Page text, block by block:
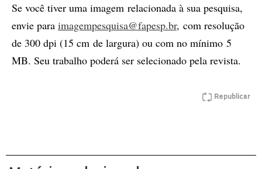
Se você tiver uma imagem relacionada à sua pesquisa,
envie para imagempesquisa@fapesp.br, com resolução
de 300 dpi (15 cm de largura) ou com no mínimo 5
MB. Seu trabalho poderá ser selecionado pela revista.
Republicar